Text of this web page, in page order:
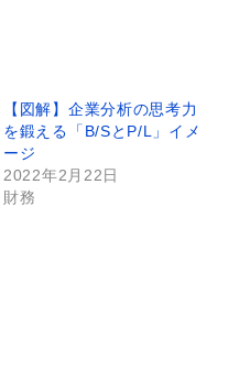
【図解】企業分析の思考力
を鍛える「B/SとP/L」イメ
ージ
2022年2月22日
財務